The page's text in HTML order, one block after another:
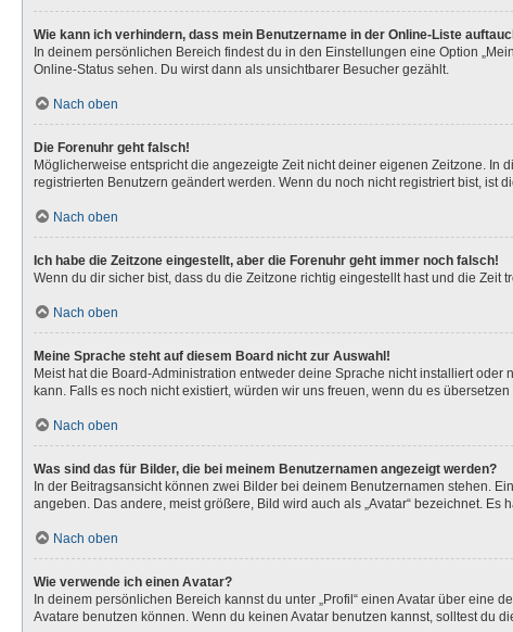
Wie kann ich verhindern, dass mein Benutzername in der Online-Liste
In deinem persönlichen Bereich findest du in den Einstellungen eine Option
Online-Status sehen. Du wirst dann als unsichtbarer Besucher gezählt.
Nach oben
Die Forenuhr geht falsch!
Möglicherweise entspricht die angezeigte Zeit nicht deiner eigenen Zeitzone. In
registrierten Benutzern geändert werden. Wenn du noch nicht registriert bist, ist
Nach oben
Ich habe die Zeitzone eingestellt, aber die Forenuhr geht immer noch falsch!
Wenn du dir sicher bist, dass du die Zeitzone richtig eingestellt hast und die
Nach oben
Meine Sprache steht auf diesem Board nicht zur Auswahl!
Meist hat die Board-Administration entweder deine Sprache nicht installiert
kann. Falls es noch nicht existiert, würden wir uns freuen, wenn du es
Nach oben
Was sind das für Bilder, die bei meinem Benutzernamen angezeigt werden?
In der Beitragsansicht können zwei Bilder bei deinem Benutzernamen stehen.
angeben. Das andere, meist größere, Bild wird auch als „Avatar“ bezeichnet.
Nach oben
Wie verwende ich einen Avatar?
In deinem persönlichen Bereich kannst du unter „Profil“ einen Avatar über
Avatare benutzen können. Wenn du keinen Avatar benutzen kannst, solltest du